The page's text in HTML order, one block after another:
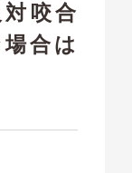
咬合
合は